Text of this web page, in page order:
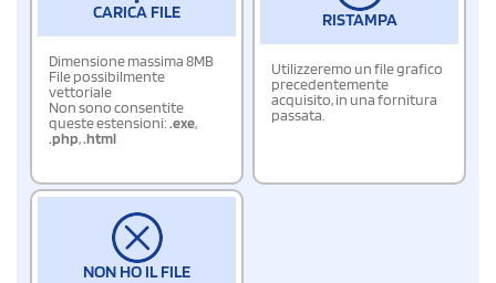
CARICA FILE
Dimensione massima 8MB
File possibilmente
vettoriale
Non sono consentite
queste estensioni:.exe,
.php,.html
RISTAMPA
Utilizzeremo un file grafico
precedentemente
acquisito, in una fornitura
passata.
NON HO IL FILE